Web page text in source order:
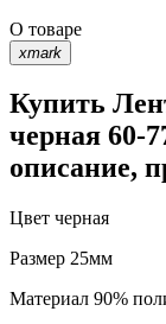
О товаре
xmark
Купить
черная 60-
описание,
Цвет черная
Размер 25мм
Материал 90%